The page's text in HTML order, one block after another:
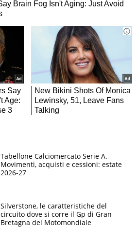
Tabellone Calciomercato Serie A.
Movimenti, acquisti e cessioni: estate
2026-27
Silverstone, le caratteristiche del
circuito dove si corre il Gp di Gran
Bretagna del Motomondiale